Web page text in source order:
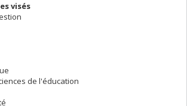
visés
de l'éducation